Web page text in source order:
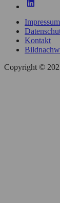
Impressum
Kontakt
Copyright ©